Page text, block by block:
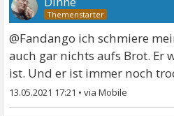
@Fandango ich schmiere
auch gar nichts aufs Brot. Er
ist. Und er ist immer noch
13.05.2021 17:21 •